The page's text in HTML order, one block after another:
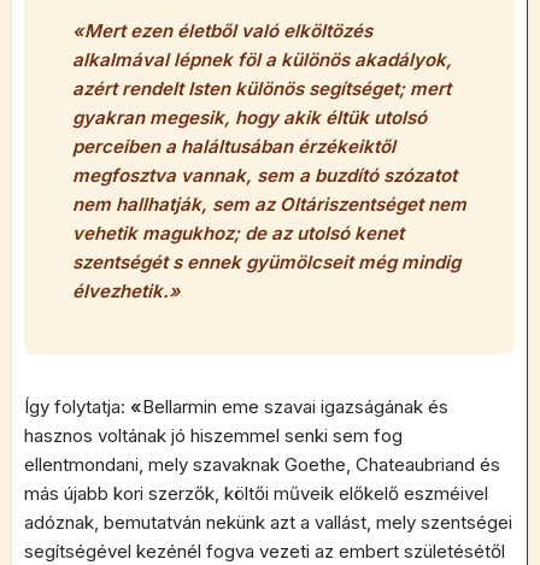
«Mert ezen életből való elköltözés
alkalmával lépnek föl a különös akadályok,
azért rendelt Isten különös segítséget; mert
gyakran megesik, hogy akik éltük utolsó
perceiben a haláltusában érzékeiktől
megfosztva vannak, sem a buzdító szózatot
nem hallhatják, sem az Oltáriszentséget nem
vehetik magukhoz; de az utolsó kenet
szentségét s ennek gyümölcseit még mindig
élvezhetik.»
Így folytatja: «Bellarmin eme szavai igazságának és
hasznos voltának jó hiszemmel senki sem fog
ellentmondani, mely szavaknak Goethe, Chateaubriand és
más újabb kori szerzők, költői műveik előkelő eszméivel
adóznak, bemutatván nekünk azt a vallást, mely szentségei
segítségével kezénél fogva vezeti az embert születésétől